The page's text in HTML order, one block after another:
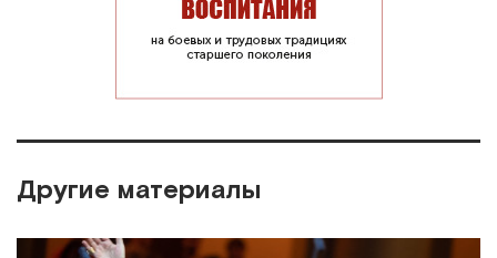
Другие материалы